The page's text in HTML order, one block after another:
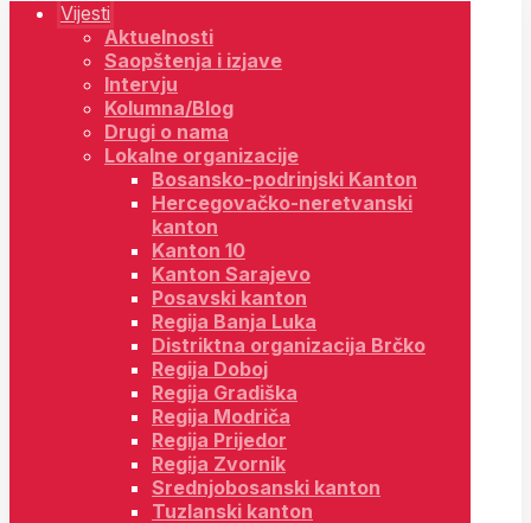
Vijesti
Aktuelnosti
Saopštenja i izjave
Intervju
Kolumna/Blog
Drugi o nama
Lokalne organizacije
Bosansko-podrinjski Kanton
Hercegovačko-neretvanski
kanton
Kanton 10
Kanton Sarajevo
Posavski kanton
Regija Banja Luka
Distriktna organizacija Brčko
Regija Doboj
Regija Gradiška
Regija Modriča
Regija Prijedor
Regija Zvornik
Srednjobosanski kanton
Tuzlanski kanton